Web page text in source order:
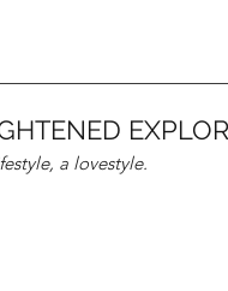
a lovestyle.